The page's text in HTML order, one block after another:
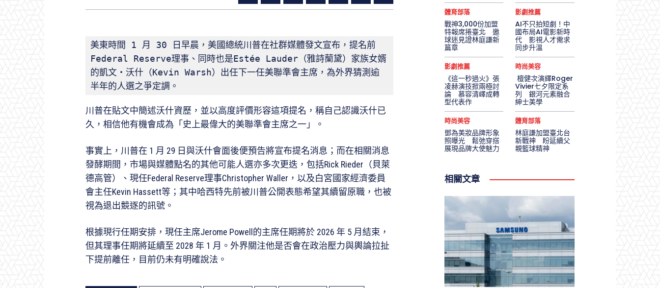
美東時間 1 月 30 日早晨，美國總統川普在社群媒體發文宣布，提名前
Federal Reserve理事、同時也是Estée Lauder（雅詩蘭黛）家族女婿
的凱文・沃什（Kevin Warsh）出任下一任美聯準會主席，為外界猜測逾
半年的人選之爭定調。
川普在貼文中簡述沃什資歷，並以高度評價形容這項提名，稱自己認識沃什已
久，相信他有機會成為「史上最偉大的美聯準會主席之一」。
事實上，川普在 1 月 29 日與沃什會面後便預告將宣布提名消息；而在相關消息
發酵期間，市場與媒體點名的其他可能人選亦多次更迭，包括Rick Rieder（貝萊
德高管）、現任Federal Reserve理事Christopher Waller，以及白宮國家經濟委員
會主任Kevin Hassett等；其中哈西特先前被川普公開表態希望其續留原職，也被
視為退出競逐的訊號。
根據現行任期安排，現任主席Jerome Powell的主席任期將於 2026 年 5 月結束，
但其理事任期將延續至 2028 年 1 月。外界關注他是否會在政治壓力與輿論拉扯
下提前離任，目前仍未有明確說法。
體育部落
戰神3,000份加盟
特報席捲臺北 邀
球迷見證林庭謙新
篇章
影劇推薦
AI不只拍短劇！中
國布局AI電影新時
代 影視人才需求
同步升溫
影劇推薦
《這一秒過火》張
凌赫演技掀兩極討
論 慕容清嶧成轉
型代表作
時尚美容
檀健次演繹Roger
Vivier七夕限定系
列 銀河元素融合
紳士美學
時尚美容
鄧為美妝品牌形象
照曝光 鬆弛穿搭
展現品牌大使魅力
體育部落
林庭謙加盟臺北台
新戰神 盼延續父
親籃球精神
相關文章